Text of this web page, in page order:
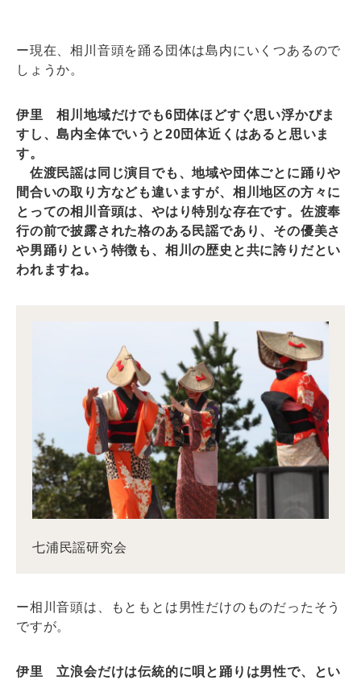
ー現在、相川音頭を踊る団体は島内にいくつあるので
しょうか。
伊里 相川地域だけでも6団体ほどすぐ思い浮かびま
すし、島内全体でいうと20団体近くはあると思いま
す。
佐渡民謡は同じ演目でも、地域や団体ごとに踊りや
間合いの取り方なども違いますが、相川地区の方々に
とっての相川音頭は、やはり特別な存在です。佐渡奉
行の前で披露された格のある民謡であり、その優美さ
や男踊りという特徴も、相川の歴史と共に誇りだとい
われますね。
七浦民謡研究会
ー相川音頭は、もともとは男性だけのものだったそう
ですが。
伊里 立浪会だけは伝統的に唄と踊りは男性で、とい